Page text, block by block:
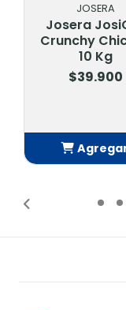
JOSERA
Josera
Crunchy
10 Kg
$39.900